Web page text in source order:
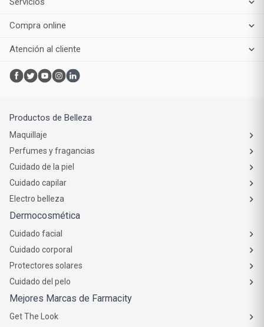
Compra online
Atención al cliente
Productos de Belleza
Maquillaje
Perfumes y fragancias
Cuidado de la piel
Cuidado capilar
Electro belleza
Dermocosmética
Cuidado facial
Cuidado corporal
Protectores solares
Cuidado del pelo
Mejores Marcas de Farmacity
Get The Look